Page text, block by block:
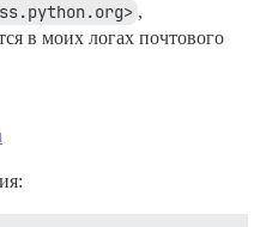
,
в моих логах почтового